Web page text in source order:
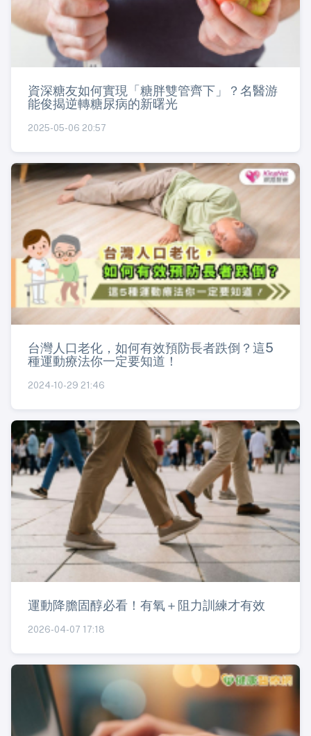
資深糖友如何實現「糖胖雙管齊下」？名醫游
能俊揭逆轉糖尿病的新曙光
2025-05-06 20:57
台灣人口老化，如何有效預防長者跌倒？這5
種運動療法你一定要知道！
2024-10-29 21:46
運動降膽固醇必看！有氧＋阻力訓練才有效
2026-04-07 17:18